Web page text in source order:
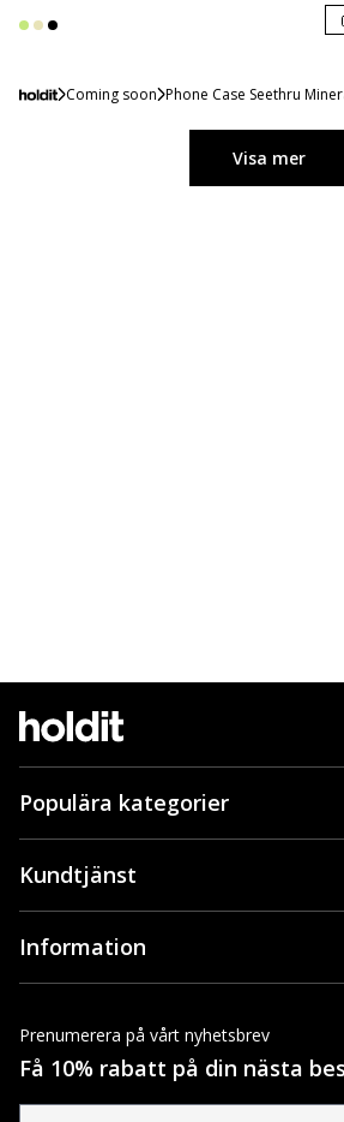
Coming soon Phone Case Seethru
Visa mer
Populära kategorier
Kundtjänst
Information
Prenumerera på vårt nyhetsbrev
Få 10% rabatt på din nästa